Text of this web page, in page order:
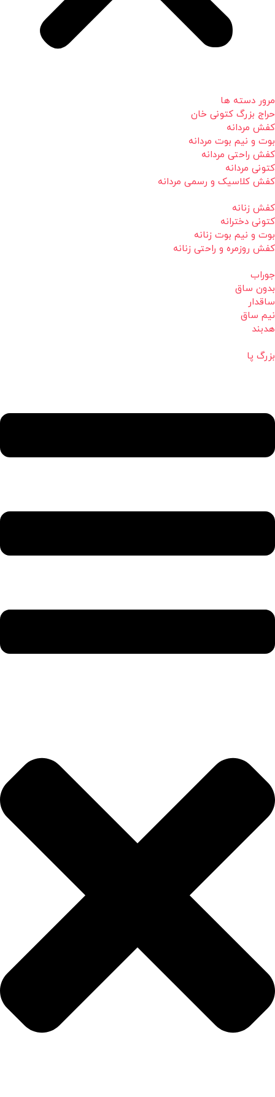
مرور دسته ها
حراج بزرگ کتونی خان
کفش مردانه
بوت و نیم بوت مردانه
کفش راحتی مردانه
کتونی مردانه
کفش کلاسیک و رسمی مردانه
کفش زنانه
کتونی دخترانه
بوت و نیم بوت زنانه
کفش روزمره و راحتی زنانه
جوراب
بدون ساق
ساقدار
نیم ساق
هدبند
بزرگ پا